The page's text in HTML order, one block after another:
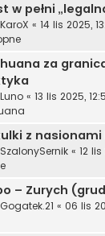
w pełni
KaroX « 14 lis 2025,
za
Luno « 13 lis 2025,
z
SzalonySernik « 12 lis
– Zurych
Gogatek.21 « 06 lis